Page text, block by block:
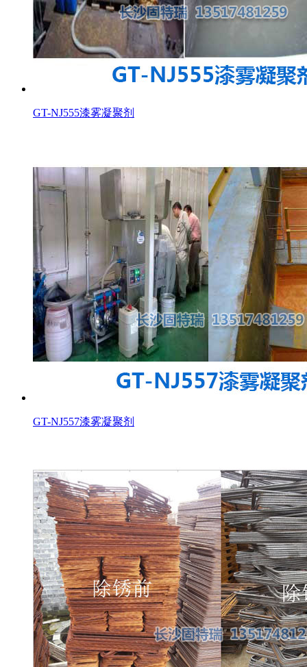
GT-NJ555漆雾凝聚剂
GT-NJ557漆雾凝聚剂